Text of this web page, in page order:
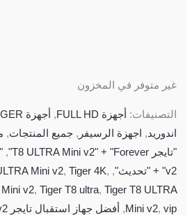
غير متوفر في المخزون
التصنيفات: أجهزة FULL HD , أجهزة TIGER
اندوريد, اجهزة الرسيفر ,جميع المنتجات,
"تايجر T8 ULTRA Mini v2" + "Forever"
,
v2" + "تحديث"
,
Mini v2, Tiger 4K,
v2, Tiger T8 ultra, Tiger T8 ULTRA
Mini v2, vip
, أفضل جهاز استقبال تايجر T8 ULTRA Mini v2